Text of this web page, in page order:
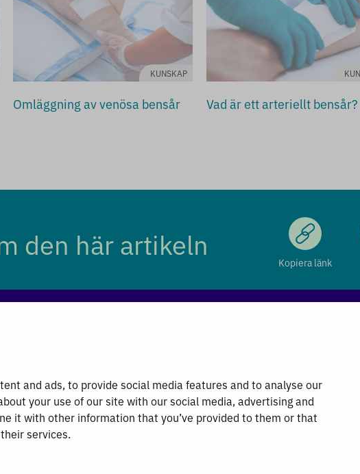
and ads, to provide social media features and to analyse our
your use of our site with our social media, advertising and
it with other information that you’ve provided to them or that
services.
KUNSKAP
Omläggning av venösa bensår Vad är ett arteriellt bensår?
den här artikeln
Kopiera länk
DryMax
Combimat
DryMax Triple
DryMax Sterile
Absorbest Partners
Privacy Policy
General Terms and Conditions